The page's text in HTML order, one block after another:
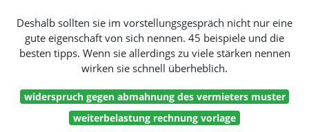
Deshalb sollten sie im vorstellungsgespräch nicht nur eine
gute eigenschaft von sich nennen. 45 beispiele und die
besten tipps. Wenn sie allerdings zu viele stärken nennen
wirken sie schnell überheblich.
widerspruch gegen abmahnung des vermieters muster
weiterbelastung rechnung vorlage